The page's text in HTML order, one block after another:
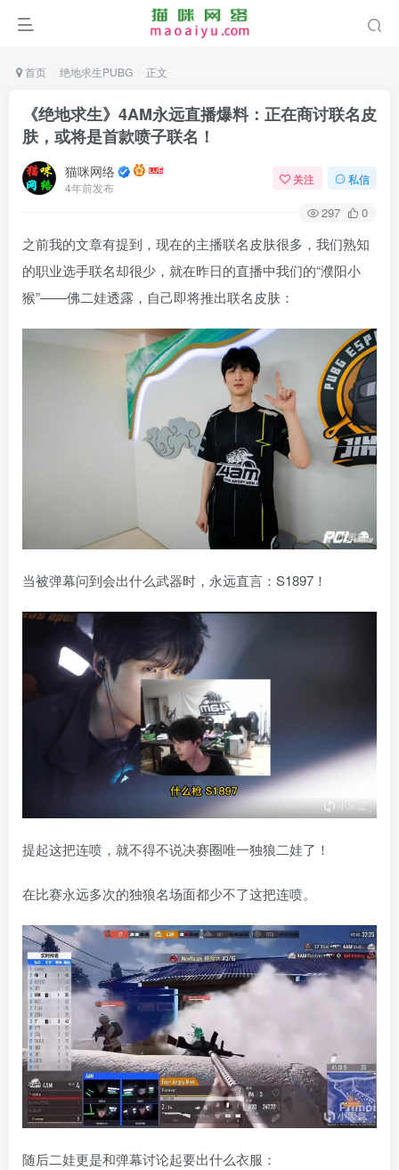
首页 绝地求生PUBG 正文
《绝地求生》4AM永远直播爆料：正在商讨联名皮
肤，或将是首款喷子联名！
猫咪网络
4年前发布
关注 私信
297 0
之前我的文章有提到，现在的主播联名皮肤很多，我们熟知
的职业选手联名却很少，就在昨日的直播中我们的“濮阳小
猴”——佛二娃透露，自己即将推出联名皮肤：
当被弹幕问到会出什么武器时，永远直言：S1897！
提起这把连喷，就不得不说决赛圈唯一独狼二娃了！
在比赛永远多次的独狼名场面都少不了这把连喷。
随后二娃更是和弹幕讨论起要出什么衣服：